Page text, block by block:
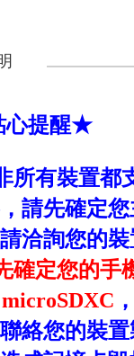
心提醒★
所有裝置都
請先確定
洽詢您的
確定您的手
絡您的裝